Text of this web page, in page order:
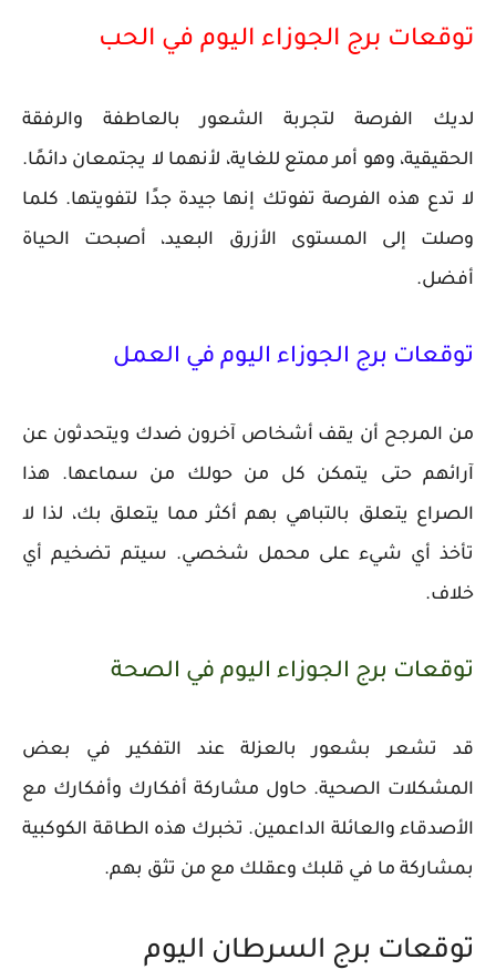
توقعات برج الجوزاء اليوم في الحب
لديك الفرصة لتجربة الشعور بالعاطفة والرفقة
الحقيقية، وهو أمر ممتع للغاية، لأنهما لا يجتمعان دائمًا.
لا تدع هذه الفرصة تفوتك إنها جيدة جدًا لتفويتها. كلما
وصلت إلى المستوى الأزرق البعيد، أصبحت الحياة
أفضل.
توقعات برج الجوزاء اليوم في العمل
من المرجح أن يقف أشخاص آخرون ضدك ويتحدثون عن
آرائهم حتى يتمكن كل من حولك من سماعها. هذا
الصراع يتعلق بالتباهي بهم أكثر مما يتعلق بك، لذا لا
تأخذ أي شيء على محمل شخصي. سيتم تضخيم أي
خلاف.
توقعات برج الجوزاء اليوم في الصحة
قد تشعر بشعور بالعزلة عند التفكير في بعض
المشكلات الصحية. حاول مشاركة أفكارك وأفكارك مع
الأصدقاء والعائلة الداعمين. تخبرك هذه الطاقة الكوكبية
بمشاركة ما في قلبك وعقلك مع من تثق بهم.
توقعات برج السرطان اليوم